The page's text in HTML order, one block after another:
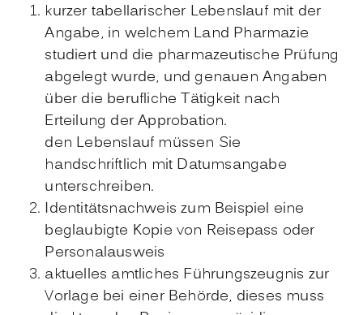
kurzer tabellarischer Lebenslauf mit der
Angabe, in welchem Land Pharmazie
studiert und die pharmazeutische Prüfung
abgelegt wurde, und genauen Angaben
über die berufliche Tätigkeit nach
Erteilung der Approbation.
den Lebenslauf müssen Sie
handschriftlich mit Datumsangabe
unterschreiben.
Identitätsnachweis zum Beispiel eine
beglaubigte Kopie von Reisepass oder
Personalausweis
aktuelles amtliches Führungszeugnis zur
Vorlage bei einer Behörde, dieses muss